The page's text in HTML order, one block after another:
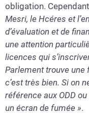
obligation.
Mesri, le Hcéres et
d’évaluation et de
une attention
licences qui
Parlement trouve
c’est très bien. Si on
référence aux ODD
un écran de fumée ».